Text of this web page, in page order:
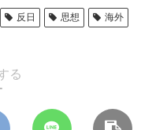
反日 思想
海外
る